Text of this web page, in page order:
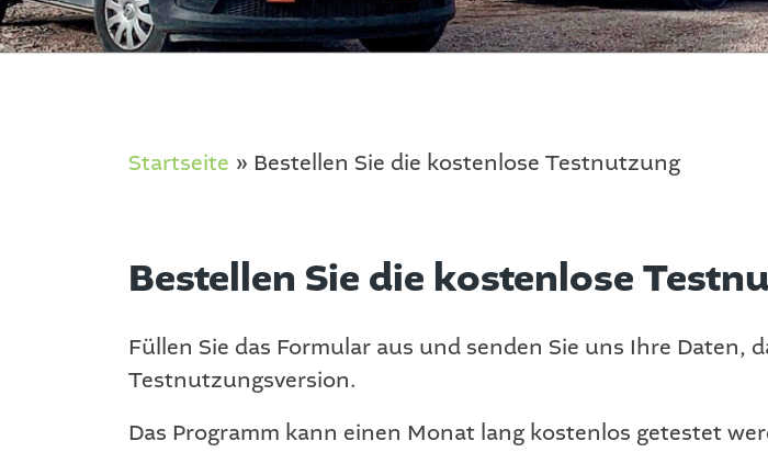
Startseite » Bestellen Sie die kostenlose Testnutzung
Bestellen Sie die kostenlose
Füllen Sie das Formular aus und senden Sie uns Ihre Daten,
Testnutzungsversion.
Das Programm kann einen Monat lang kostenlos getestet